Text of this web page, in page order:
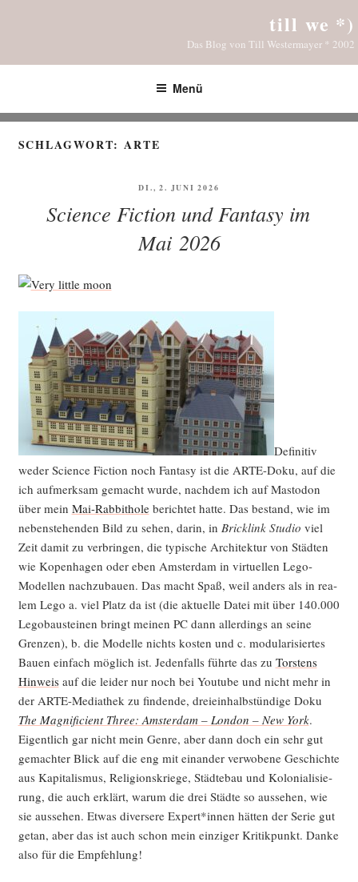
till we *)
Das Blog von Till Westermayer * 2002
Menü
SCHLAGWORT:ARTE
VERÖFFENTLICHT
DI., 2. JUNI 2026
Science Fiction und Fantasy im
Mai 2026
Defi­ni­tiv
weder Sci­ence Fic­tion noch Fan­ta­sy ist die ARTE-Doku, auf die
ich auf­merk­sam gemacht wur­de, nach­dem ich auf Mast­o­don
über mein Mai-Rab­bit­ho­leberich­tet hat­te. Das bestand, wie im
neben­ste­hen­den Bild zu sehen, dar­in, in Brick­link Stu­dio viel
Zeit damit zu ver­brin­gen, die typi­sche Archi­tek­tur von Städ­ten
wie Kopen­ha­gen oder eben Ams­ter­dam in vir­tu­el­len Lego-
Model­len nach­zu­bau­en. Das macht Spaß, weil anders als in rea­
lem Lego a. viel Platz da ist (die aktu­el­le Datei mit über 140.000
Lego­bau­stei­nen bringt mei­nen PC dann aller­dings an sei­ne
Gren­zen), b. die Model­le nichts kos­ten und c. modu­la­ri­sier­tes
Bau­en ein­fach mög­lich ist. Jeden­falls führ­te das zu Tors­tens
Hin­weisauf die lei­der nur noch bei You­tube und nicht mehr in
der ARTE-Media­thek zu fin­den­de, drei­ein­halb­stün­di­ge Doku
The Magni­fi­ci­ent Three: Ams­ter­dam – Lon­don – New York.
Eigent­lich gar nicht mein Gen­re, aber dann doch ein sehr gut
gemach­ter Blick auf die eng mit ein­an­der ver­wo­be­ne Geschich­te
aus Kapi­ta­lis­mus, Reli­gi­ons­krie­ge, Städ­te­bau und Kolo­nia­li­sie­
rung, die auch erklärt, war­um die drei Städ­te so aus­se­hen, wie
sie aus­se­hen. Etwas diver­se­re Expert*innen hät­ten der Serie gut
getan, aber das ist auch schon mein ein­zi­ger Kri­tik­punkt. Dan­ke
also für die Empfehlung!